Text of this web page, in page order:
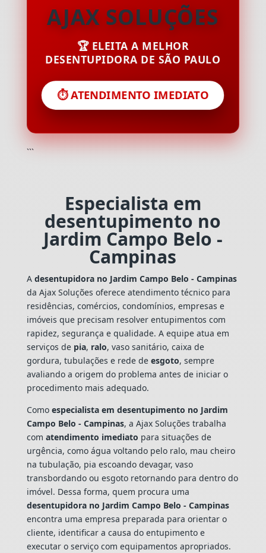
AJAX SOLUÇÕES
🏆 ELEITA A MELHOR
DESENTUPIDORA DE SÃO PAULO
⏱️ ATENDIMENTO IMEDIATO
```
Especialista em
desentupimento no
Jardim Campo Belo -
Campinas
A desentupidora no Jardim Campo Belo - Campinas
da Ajax Soluções oferece atendimento técnico para
residências, comércios, condomínios, empresas e
imóveis que precisam resolver entupimentos com
rapidez, segurança e qualidade. A equipe atua em
serviços de pia, ralo, vaso sanitário, caixa de
gordura, tubulações e rede de esgoto, sempre
avaliando a origem do problema antes de iniciar o
procedimento mais adequado.
Como especialista em desentupimento no Jardim
Campo Belo - Campinas, a Ajax Soluções trabalha
com atendimento imediato para situações de
urgência, como água voltando pelo ralo, mau cheiro
na tubulação, pia escoando devagar, vaso
transbordando ou esgoto retornando para dentro do
imóvel. Dessa forma, quem procura uma
desentupidora no Jardim Campo Belo - Campinas
encontra uma empresa preparada para orientar o
cliente, identificar a causa do entupimento e
executar o serviço com equipamentos apropriados.